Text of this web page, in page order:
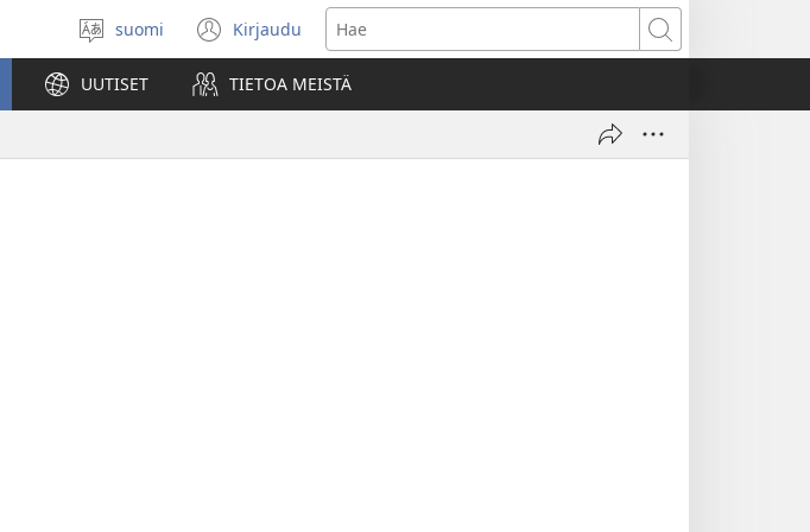
Valitse
kieli
suomi Kirjaudu
(avaa
uuden
ikkunan)
Hae
UUTISET TIETOA MEISTÄ